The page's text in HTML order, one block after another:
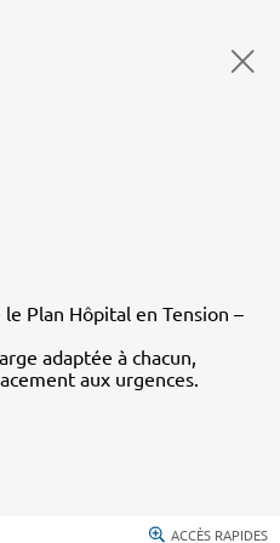
Plan Hôpital en Tension –
adaptée à chacun,
aux urgences.
ACCÈS RAPIDES